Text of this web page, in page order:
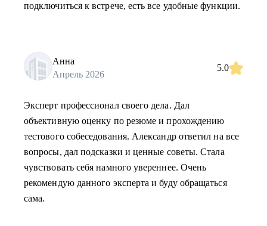
подключиться к встрече, есть все удобные функции.
Анна
Апрель 2026
5.0
Эксперт профессионал своего дела. Дал
объективную оценку по резюме и прохождению
тестового собеседования. Александр ответил на все
вопросы, дал подсказки и ценные советы. Стала
чувствовать себя намного увереннее. Очень
рекомендую данного эксперта и буду обращаться
сама.